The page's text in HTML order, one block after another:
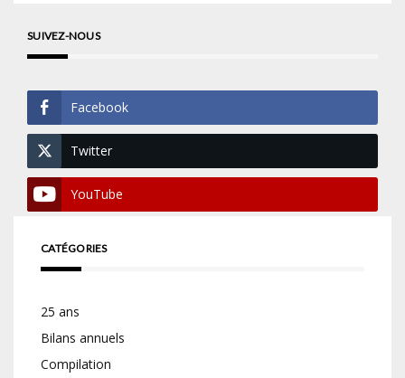
SUIVEZ-NOUS
Facebook
Twitter
YouTube
CATÉGORIES
25 ans
Bilans annuels
Compilation